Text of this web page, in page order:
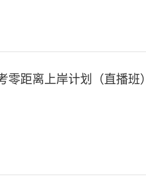
零距离上岸计划（直播班）